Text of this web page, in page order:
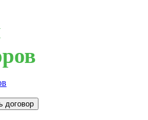
договор